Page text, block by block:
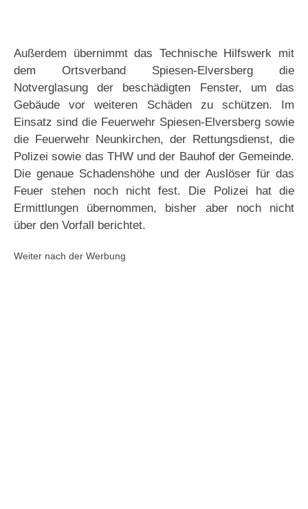
Außerdem übernimmt das Technische Hilfswerk mit
dem Ortsverband Spiesen-Elversberg die
Notverglasung der beschädigten Fenster, um das
Gebäude vor weiteren Schäden zu schützen. Im
Einsatz sind die Feuerwehr Spiesen-Elversberg sowie
die Feuerwehr Neunkirchen, der Rettungsdienst, die
Polizei sowie das THW und der Bauhof der Gemeinde.
Die genaue Schadenshöhe und der Auslöser für das
Feuer stehen noch nicht fest. Die Polizei hat die
Ermittlungen übernommen, bisher aber noch nicht
über den Vorfall berichtet.
Weiter nach der Werbung